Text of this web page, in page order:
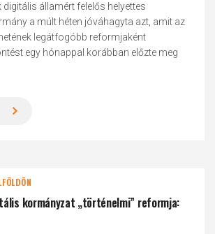
államért felelős helyettes
a múlt héten jóváhagyta azt, amit az
legátfogóbb reformjaként
egy hónappal korábban előzte meg
kormányzat „történelmi” reformja: